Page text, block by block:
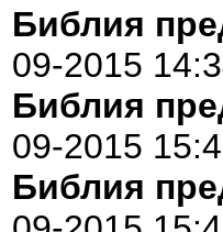
Библия
09-2015
Библия
09-2015
Библия